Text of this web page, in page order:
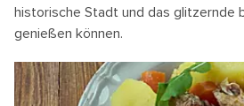
historische Stadt und das glitzernde
genießen können.